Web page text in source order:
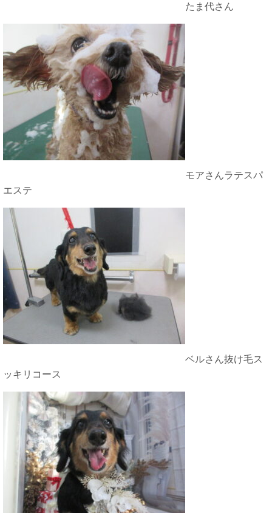
たま代さん
モアさんラテスパ
エステ
ベルさん抜け毛ス
ッキリコース